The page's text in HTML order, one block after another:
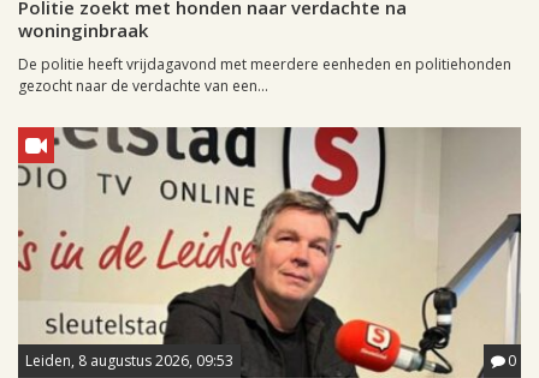
Politie zoekt met honden naar verdachte na
woninginbraak
De politie heeft vrijdagavond met meerdere eenheden en politiehonden
gezocht naar de verdachte van een...
Leiden, 8 augustus 2026, 09:53 0